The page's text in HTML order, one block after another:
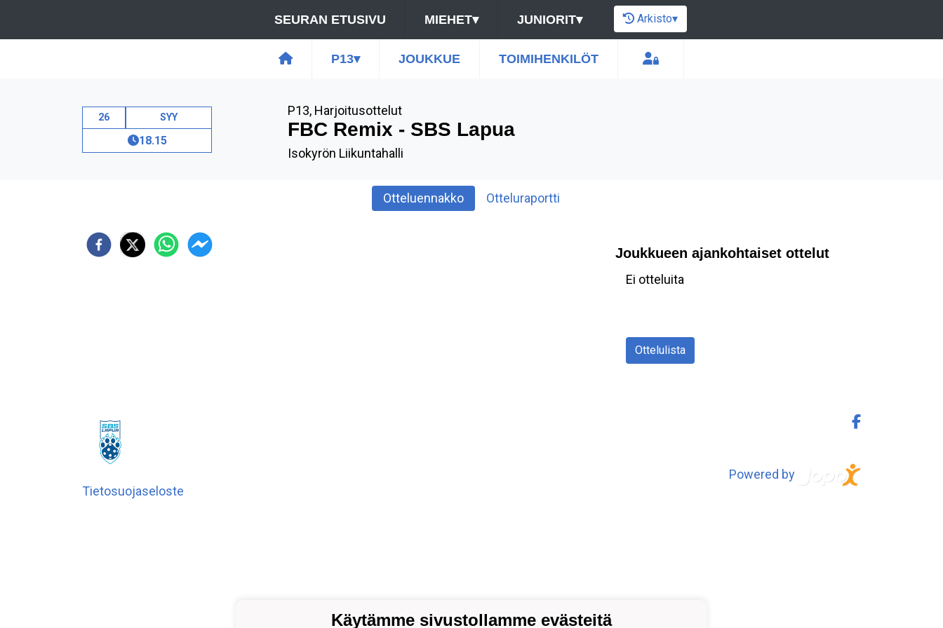
SEURAN ETUSIVU MIEHET▾ JUNIORIT▾ Arkisto▾
P13▾ JOUKKUE TOIMIHENKILÖT
26 SYY
18.15
P13, Harjoitusottelut
FBC Remix - SBS Lapua
Isokyrön Liikuntahalli
Otteluennakko Otteluraportti
Joukkueen ajankohtaiset ottelut
Ei otteluita
Ottelulista
Tietosuojaseloste
Powered by
Käytämme sivustollamme evästeitä